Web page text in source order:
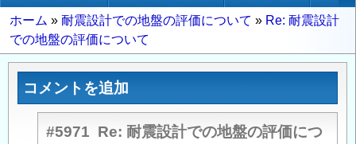
動
パ
ン
く
ホーム 耐震設計での地盤の評価について
Re: 耐震設計
での地盤の評価について
コメントを追加
#5971 Re: 耐震設計での地盤の評価につ